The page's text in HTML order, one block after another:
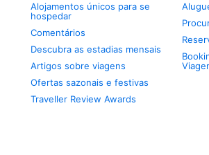
Alojamentos únicos para se
hospedar
Comentários
Descubra as estadias mensais
Artigos sobre viagens
Ofertas sazonais e festivas
Traveller Review Awards